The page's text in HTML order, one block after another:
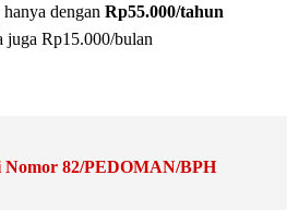
dengan Rp55.000/tahun
juga Rp15.000/bulan
Nomor 82/PEDOMAN/BPH